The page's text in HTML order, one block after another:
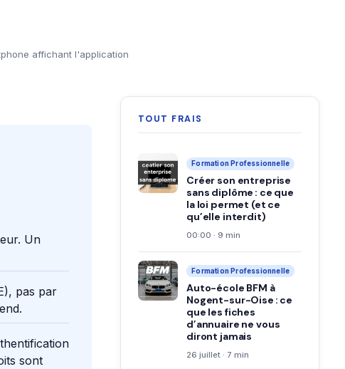
affichant l'application
Un
pas par
sont
TOUT FRAIS
Formation Professionnelle
Créer son entreprise
sans diplôme : ce que
la loi permet (et ce
qu’elle interdit)
00:00 · 9 min
Formation Professionnelle
Auto-école BFM à
Nogent-sur-Oise : ce
que les fiches
d’annuaire ne vous
diront jamais
26 juillet · 7 min